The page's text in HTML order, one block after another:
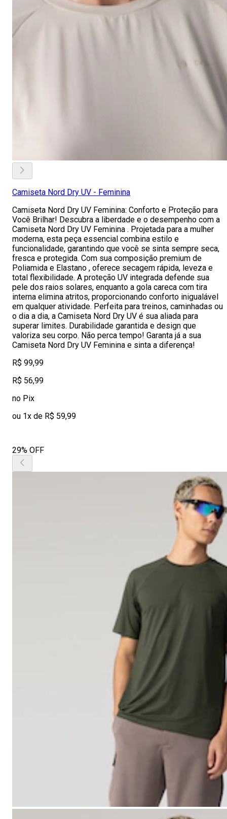
Camiseta Nord Dry UV - Feminina
Camiseta Nord Dry UV Feminina: Conforto e Proteção para
Você Brilhar! Descubra a liberdade e o desempenho com a
Camiseta Nord Dry UV Feminina . Projetada para a mulher
moderna, esta peça essencial combina estilo e
funcionalidade, garantindo que você se sinta sempre seca,
fresca e protegida. Com sua composição premium de
Poliamida e Elastano , oferece secagem rápida, leveza e
total flexibilidade. A proteção UV integrada defende sua
pele dos raios solares, enquanto a gola careca com tira
interna elimina atritos, proporcionando conforto inigualável
em qualquer atividade. Perfeita para treinos, caminhadas ou
o dia a dia, a Camiseta Nord Dry UV é sua aliada para
superar limites. Durabilidade garantida e design que
valoriza seu corpo. Não perca tempo! Garanta já a sua
Camiseta Nord Dry UV Feminina e sinta a diferença!
R$ 99,99
R$ 56,99
no Pix
ou 1x de R$ 59,99
29% OFF